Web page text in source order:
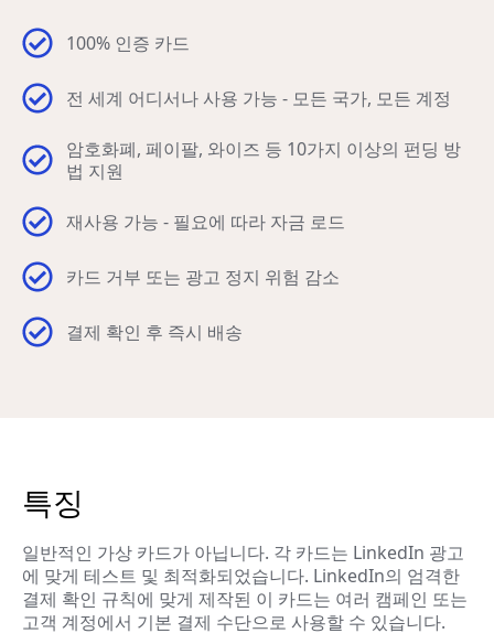
100% 인증 카드
전 세계 어디서나 사용 가능 - 모든 국가, 모든 계정
암호화폐, 페이팔, 와이즈 등 10가지 이상의 펀딩 방
법 지원
재사용 가능 - 필요에 따라 자금 로드
카드 거부 또는 광고 정지 위험 감소
결제 확인 후 즉시 배송
특징
일반적인 가상 카드가 아닙니다. 각 카드는 LinkedIn 광고
에 맞게 테스트 및 최적화되었습니다. LinkedIn의 엄격한
결제 확인 규칙에 맞게 제작된 이 카드는 여러 캠페인 또는
고객 계정에서 기본 결제 수단으로 사용할 수 있습니다.